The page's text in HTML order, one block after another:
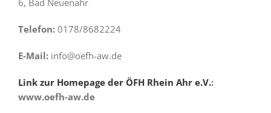
6, Bad Neuenahr
Telefon: 0178/8682224
E-Mail: info@oefh-aw.de
Link zur Homepage der ÖFH Rhein Ahr e.V.:
www.oefh-aw.de